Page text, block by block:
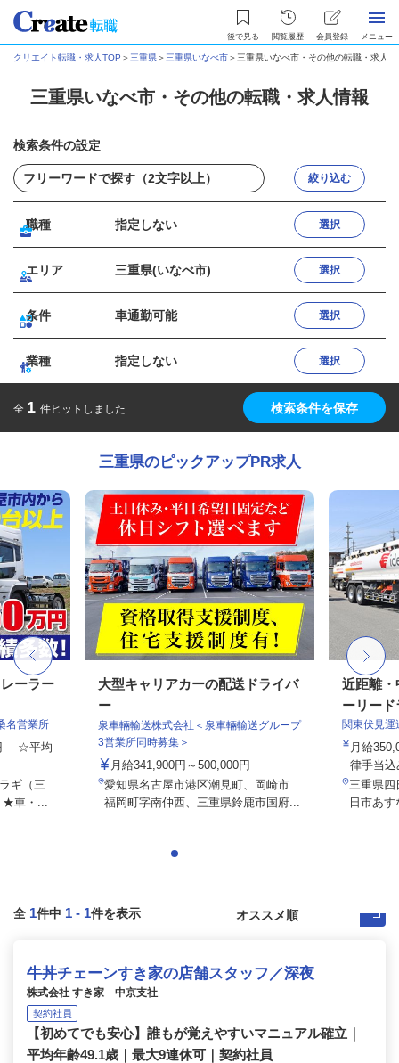
後で見る 閲覧履歴 会員登録 メニュー
クリエイト転職・求人TOP ＞ 三重県＞ 三重県いなべ市＞ 三重県いなべ市・その他の転職・求人情
三重県いなべ市・その他の転職・求人情報
検索条件の設定
絞り込む
職種 指定しない 選択
エリア 三重県(いなべ市) 選択
条件 車通勤可能 選択
業種 指定しない 選択
全 1 件ヒットしました 検索条件を保存
三重県のピックアップPR求人
ーラー
名営業所
円 ☆平均
ギ（三
車・...
大型キャリアカーの配送ドライバ
ー
泉車輛輸送株式会社＜泉車輛輸送グループ
3営業所同時募集＞
月給341,900円～500,000円
愛知県名古屋市港区潮見町、岡崎市
福岡町字南仲西、三重県鈴鹿市国府...
近距離・
ーリー
関東伏見運
月給
律手当
三重県四
日市あ
全 1件中 1 - 1件を表示
牛丼チェーンすき家の店舗スタッフ／深夜
株式会社 すき家 中京支社
契約社員
【初めてでも安心】誰もが覚えやすいマニュアル確立｜
平均年齢49.1歳｜最大9連休可｜契約社員